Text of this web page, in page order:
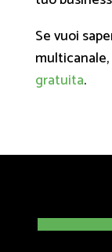
Se vuoi
gratuita.